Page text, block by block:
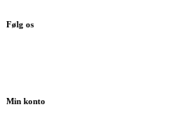
Følg os
Min konto